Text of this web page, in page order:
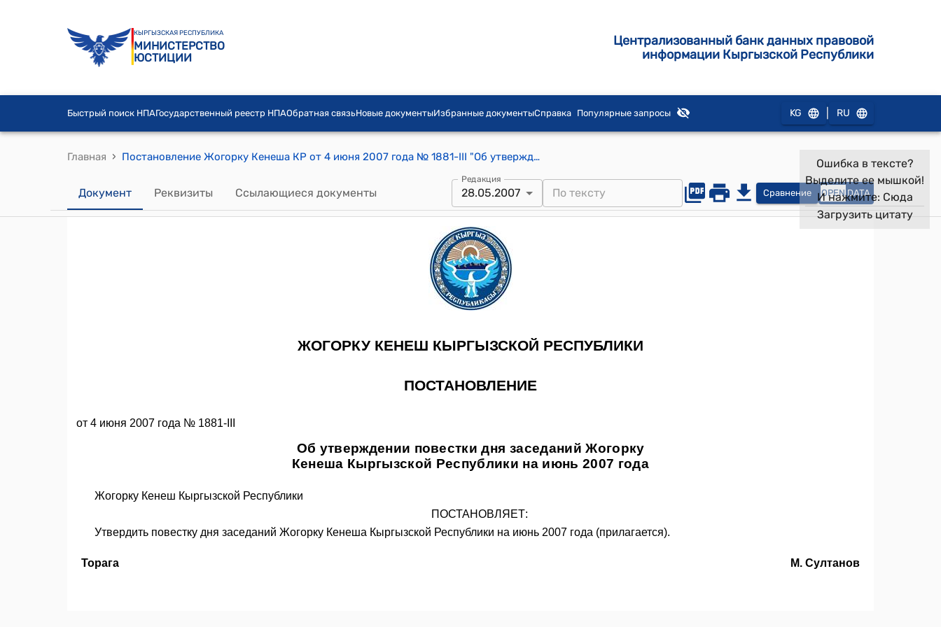
КЫРГЫЗСКАЯ РЕСПУБЛИКА
МИНИСТЕРСТВО
ЮСТИЦИИ
Централизованный банк данных правовой
информации Кыргызской Республики
Быстрый поиск НПАГосударственный реестр НПАОбратная связьНовые документыИзбранные документыСправка Популярные запросы KG RU
Главная › Постановление Жогорку Кенеша КР от 4 июня 2007 года № 1881-III "Об утверждении повестки дня заседаний Жогорку Кенеша Кыргызской Республики на июнь 2007 года"
Документ Реквизиты Ссылающиеся документы
Редакция
28.05.2007 Сравнение OPEN DATA
Ошибка в тексте?
Выделите ее мышкой!
И нажмите: Сюда
Загрузить цитату